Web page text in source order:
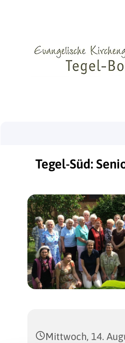
Tegel-Süd:
Mittwoch, 14.